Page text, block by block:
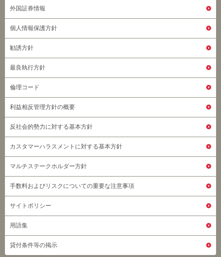
外国証券情報
個人情報保護方針
勧誘方針
最良執行方針
倫理コード
利益相反管理方針の概要
反社会的勢力に対する基本方針
カスタマーハラスメントに対する基本方針
マルチステークホルダー方針
手数料およびリスクについての重要な注意事項
サイトポリシー
用語集
貸付条件等の掲示